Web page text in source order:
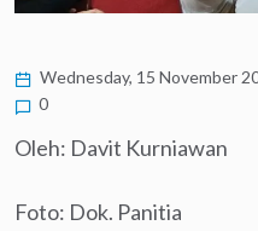
Wednesday, 15 November
0
Oleh: Davit Kurniawan
Foto: Dok. Panitia